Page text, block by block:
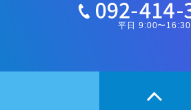
平日 9:00〜16:30